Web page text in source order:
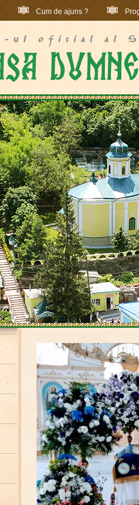
Cum de ajuns ?